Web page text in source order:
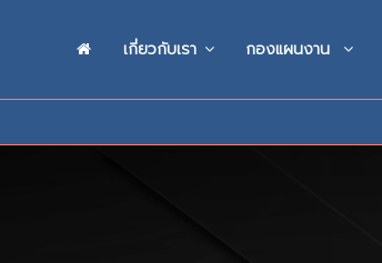
เกี่ยวกับเรา กองแผนงาน